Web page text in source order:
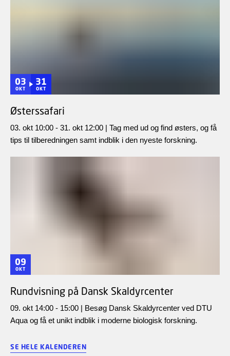
03
OKT
31
OKT
Østerssafari
03. okt 10:00 - 31. okt 12:00 | Tag med ud og find østers, og få
tips til tilberedningen samt indblik i den nyeste forskning.
09
OKT
Rundvisning på Dansk Skaldyrcenter
09. okt 14:00 - 15:00 | Besøg Dansk Skaldyrcenter ved DTU
Aqua og få et unikt indblik i moderne biologisk forskning.
SE HELE KALENDEREN